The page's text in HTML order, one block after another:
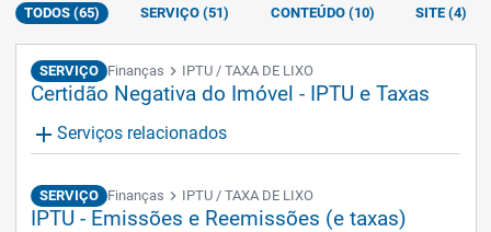
TODOS (65) SERVIÇO (51) SITE (4)
CONTEÚDO (10)
SERVIÇO Finanças chevron_right IPTU / TAXA DE LIXO
Certidão Negativa do Imóvel - IPTU e Taxas
add Serviços relacionados
SERVIÇO Finanças chevron_right IPTU / TAXA DE LIXO
IPTU - Emissões e Reemissões (e taxas)